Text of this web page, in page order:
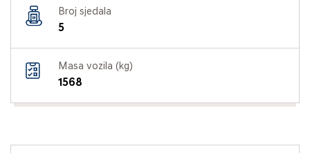
Broj sjedala
5
Masa vozila (kg)
1568